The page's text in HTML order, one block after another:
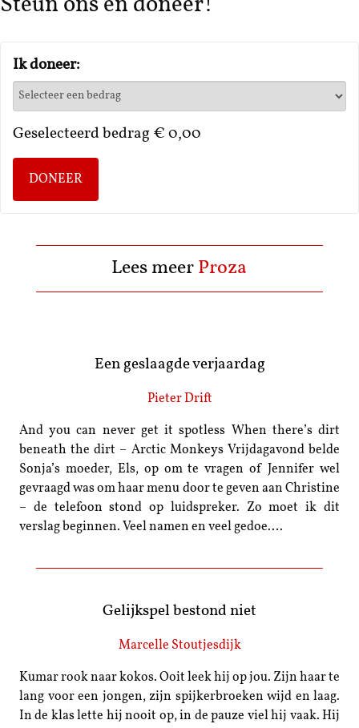
Steun ons en doneer!
Ik doneer:
Geselecteerd bedrag € 0,00
DONEER
Lees meer Proza
Een geslaagde verjaardag
Pieter Drift
And you can never get it spotless When there’s dirt
beneath the dirt – Arctic Monkeys Vrijdagavond belde
Sonja’s moeder, Els, op om te vragen of Jennifer wel
gevraagd was om haar menu door te geven aan Christine
– de telefoon stond op luidspreker. Zo moet ik dit
verslag beginnen. Veel namen en veel gedoe.…
Gelijkspel bestond niet
Marcelle Stoutjesdijk
Kumar rook naar kokos. Ooit leek hij op jou. Zijn haar te
lang voor een jongen, zijn spijkerbroeken wijd en laag.
In de klas lette hij nooit op, in de pauze viel hij vaak. Hij